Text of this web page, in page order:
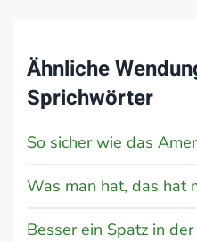
Ähnliche
Sprichwörter
So sicher wie das
Was man hat, das hat
Besser ein Spatz in